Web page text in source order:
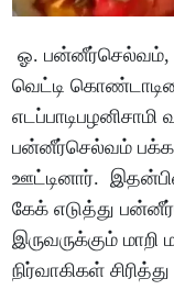
ஓ. பன்னீர்செல்வம்,
வெட்டி
பன்னீர்செல்வம்
ஊட்டினார்.
கேக் எடுத்து
இருவருக்கும்
நிர்வாகிகள்